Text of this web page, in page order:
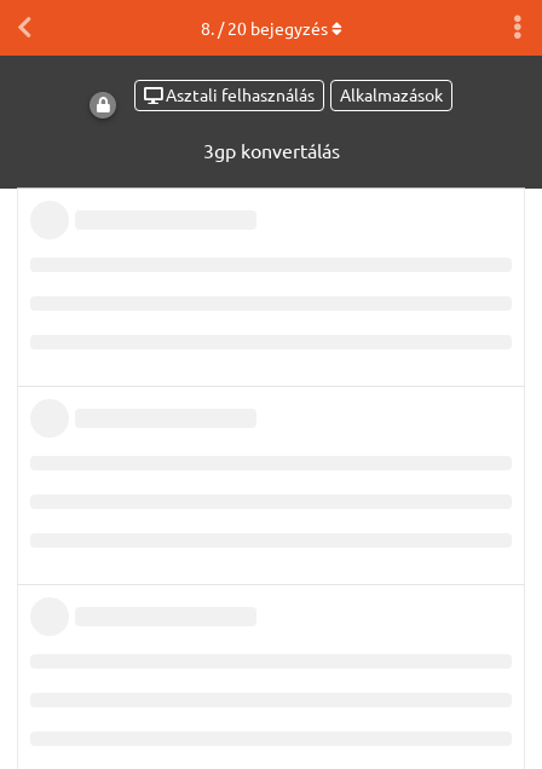
Asztali felhasználás Alkalmazások
3gp konvertálás
8. /20bejegyzés